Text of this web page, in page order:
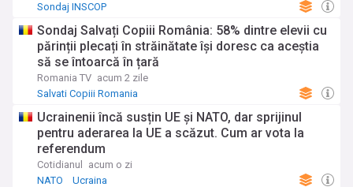
Sondaj INSCOP
Sondaj Salvați Copiii România: 58% dintre elevii cu
părinții plecați în străinătate își doresc ca aceștia
să se întoarcă în țară
Romania TV acum 2 zile
Salvati Copiii Romania
Ucrainenii încă susțin UE și NATO, dar sprijinul
pentru aderarea la UE a scăzut. Cum ar vota la
referendum
Cotidianul
acum o zi
NATO
Ucraina